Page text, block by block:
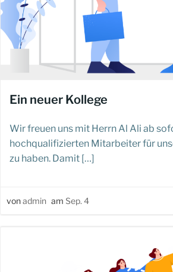
Ein neuer Kollege
Wir freuen uns mit Herrn Al Ali ab
hochqualifizierten Mitarbeiter für
zu haben. Damit […]
vonadmin am Sep. 4